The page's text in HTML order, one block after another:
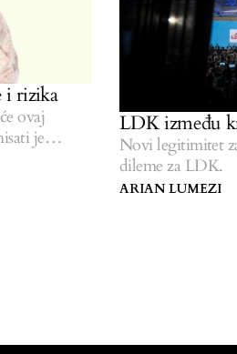
rizika
ovaj
je
LDK između
Novi legitimitet
dileme za LDK.
ARIAN LUMEZI